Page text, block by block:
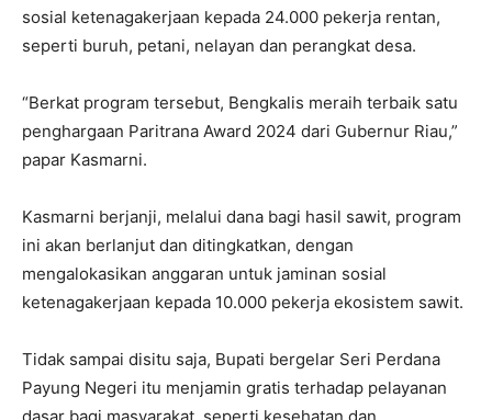
sosial ketenagakerjaan kepada 24.000 pekerja rentan,
seperti buruh, petani, nelayan dan perangkat desa.
“Berkat program tersebut, Bengkalis meraih terbaik satu
penghargaan Paritrana Award 2024 dari Gubernur Riau,”
papar Kasmarni.
Kasmarni berjanji, melalui dana bagi hasil sawit, program
ini akan berlanjut dan ditingkatkan, dengan
mengalokasikan anggaran untuk jaminan sosial
ketenagakerjaan kepada 10.000 pekerja ekosistem sawit.
Tidak sampai disitu saja, Bupati bergelar Seri Perdana
Payung Negeri itu menjamin gratis terhadap pelayanan